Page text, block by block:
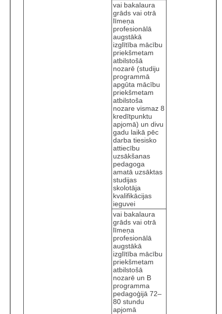
vai bakalaura
grāds vai otrā
līmeņa
profesionālā
augstākā
izglītība mācību
priekšmetam
atbilstošā
nozarē (studiju
programmā
apgūta mācību
priekšmetam
atbilstoša
nozare vismaz 8
kredītpunktu
apjomā) un divu
gadu laikā pēc
darba tiesisko
attiecību
uzsākšanas
pedagoga
amatā uzsāktas
studijas
skolotāja
kvalifikācijas
ieguvei
vai bakalaura
grāds vai otrā
līmeņa
profesionālā
augstākā
izglītība mācību
priekšmetam
atbilstošā
nozarē un B
programma
pedagoģijā 72–
80 stundu
apjomā